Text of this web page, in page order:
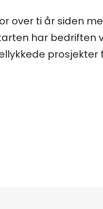
over ti år siden
har